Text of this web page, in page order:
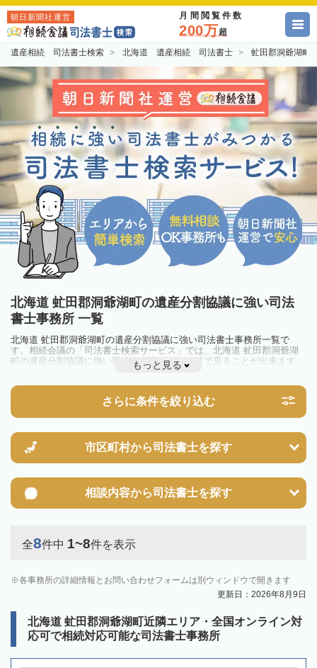
朝日新聞社運営 月間閲覧件数
200万超
遺産相続 司法書士検索 北海道 遺産相続 司法書士 虻田郡洞爺湖
北海道 虻田郡洞爺湖町の遺産分割協議に強い司法
書士事務所 一覧
北海道 虻田郡洞爺湖町の遺産分割協議に強い司法書士事務所一覧で
す。相続会議の「司法書士検索サービス」では、北海道 虻田郡洞爺湖
町の遺産分割協議に強い司法書士事務所を一覧で見ることが出来ます。
相続のトラブルやお悩みを抱えている方は一度近隣の司法書士に相談し
もっと見る
さらに条件を絞り込む
市区町村から司法書士を探す
相談内容から司法書士を探す
全8件中 1~8件を表示
各事務所の詳細情報とお問い合わせフォームは別ウィンドウで開きます
更新日：2026年8月9日
北海道 虻田郡洞爺湖町近隣エリア・全国オンライン対
応可で相続対応可能な司法書士事務所